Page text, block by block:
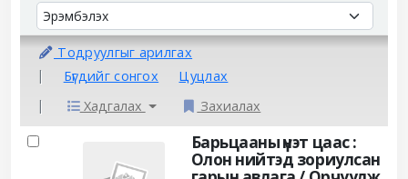
Sort
Sort by:
Тодруулгыг арилгах
Бүгдийг сонгох
Цуцлах
Хадгалах
Захиалах
Results
Барьцааны үнэт цаас :
Олон нийтэд зориулсан